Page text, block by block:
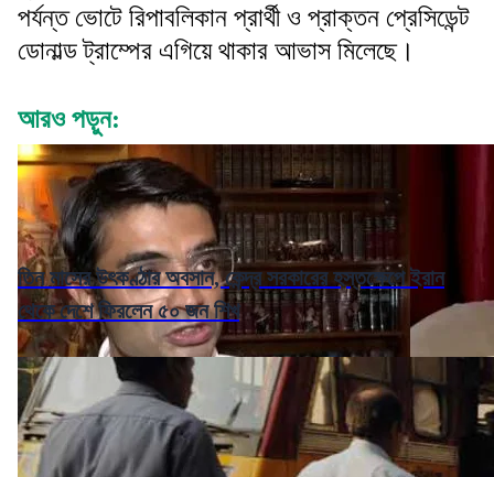
পর্যন্ত ভোটে রিপাবলিকান প্রার্থী ও প্রাক্তন প্রেসিডেন্ট
ডোনাল্ড ট্রাম্পের এগিয়ে থাকার আভাস মিলেছে।
আরও পড়ুন:
তিন মাসের উৎকণ্ঠার অবসান, কেন্দ্র সরকারের হস্তক্ষেপে ইরান
থেকে দেশে ফিরলেন ৫০ জন শিখ